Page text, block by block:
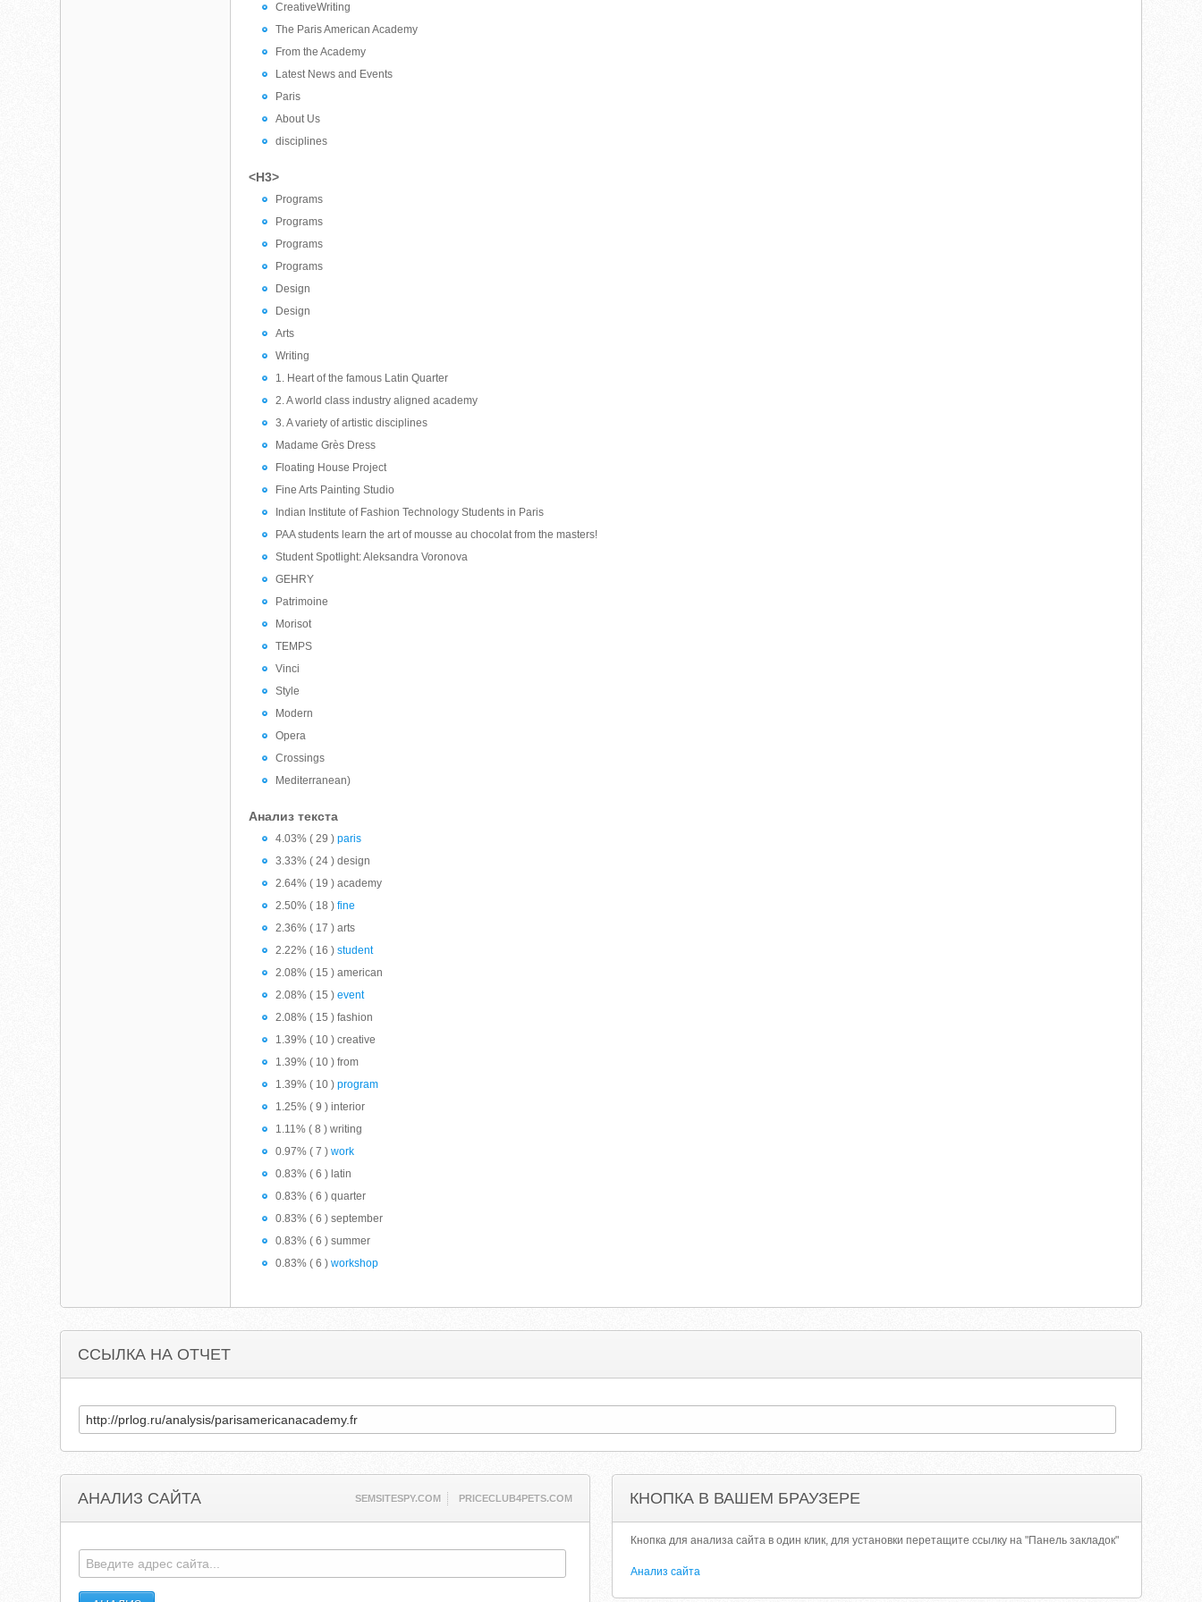
CreativeWriting
The Paris American Academy
From the Academy
Latest News and Events
Paris
About Us
disciplines
<H3>
Programs
Programs
Programs
Programs
Design
Design
Arts
Writing
1. Heart of the famous Latin Quarter
2. A world class industry aligned academy
3. A variety of artistic disciplines
Madame Grès Dress
Floating House Project
Fine Arts Painting Studio
Indian Institute of Fashion Technology Students in Paris
PAA students learn the art of mousse au chocolat from the masters!
Student Spotlight: Aleksandra Voronova
GEHRY
Patrimoine
Morisot
TEMPS
Vinci
Style
Modern
Opera
Crossings
Mediterranean)
Анализ текста
4.03% ( 29 )paris
3.33% ( 24 ) design
2.64% ( 19 ) academy
2.50% ( 18 )fine
2.36% ( 17 ) arts
2.22% ( 16 )student
2.08% ( 15 ) american
2.08% ( 15 )event
2.08% ( 15 ) fashion
1.39% ( 10 ) creative
1.39% ( 10 ) from
1.39% ( 10 )program
1.25% ( 9 ) interior
1.11% ( 8 ) writing
0.97% ( 7 )work
0.83% ( 6 ) latin
0.83% ( 6 ) quarter
0.83% ( 6 ) september
0.83% ( 6 ) summer
0.83% ( 6 )workshop
ССЫЛКА НА ОТЧЕТ
АНАЛИЗ САЙТА SEMSITESPY.COM PRICECLUB4PETS.COM КНОПКА В ВАШЕМ БРАУЗЕРЕ
Кнопка для анализа сайта в один клик, для установки перетащите ссылку на "Панель закладок"
Анализ сайта